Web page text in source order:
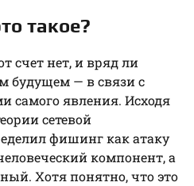
такое?
счет нет, и вряд ли
будущем — в связи с
явления. Исходя
сетевой
фишинг как атаку
компонент, а
Хотя понятно, что это